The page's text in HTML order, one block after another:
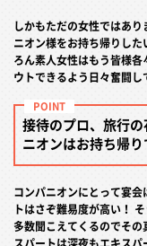
しかもただの女性ではあ
ニオン様をお持ち帰りし
ろん素人女性はもう皆様
ウトできるよう日々奮闘し
接待のプロ、旅行
ニオンはお持ち帰
コンパニオンにとって宴
トはさぞ難易度が高い！
多数聞こえてくるのでそ